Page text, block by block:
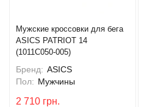
Мужские кроссовки для бега
ASICS PATRIOT 14
(1011C050-005)
Бренд: ASICS
Пол: Мужчины
2 710 грн.